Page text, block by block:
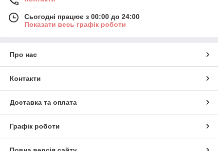
Сьогодні працює з 00:00 до 24:00
Показати весь графік роботи
Про нас
Контакти
Доставка та оплата
Графік роботи